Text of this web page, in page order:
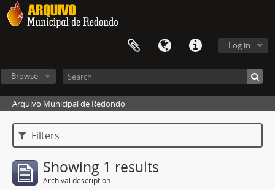
Log in
Browse
Arquivo Municipal de Redondo
Filters
Showing 1 results
Archival description